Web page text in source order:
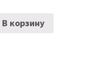
В корзину